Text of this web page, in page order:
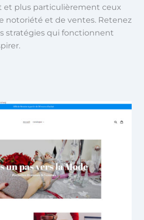
et plus particulièrement ceux
notoriété et de ventes. Retenez
stratégies qui fonctionnent